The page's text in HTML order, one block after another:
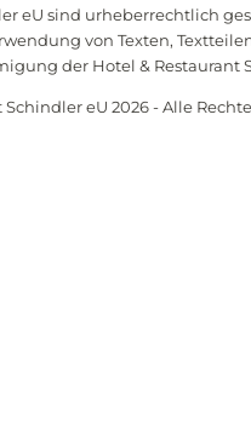
eU sind urheberrechtlich
von Texten,
der Hotel & Restaurant
eU 2026 - Alle